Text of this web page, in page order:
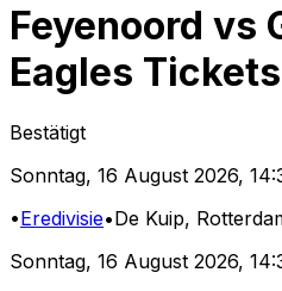
Feyenoord vs
Eagles Tickets
Bestätigt
Sonntag, 16 August 2026,
•Eredivisie•De Kuip,
Sonntag, 16 August 2026,